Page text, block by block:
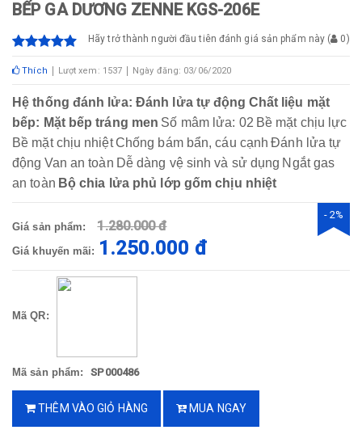
BẾP GA DƯƠNG ZENNE KGS-206E
Hãy trở thành người đầu tiên đánh giá sản phẩm này ( 0)
Thích Lượt xem: 1537 Ngày đăng: 03/06/2020
Hệ thống đánh lửa: Đánh lửa tự động Chất liệu mặt
bếp: Mặt bếp tráng men Số mâm lửa: 02 Bề mặt chịu lực
Bề mặt chịu nhiệtChống bám bẩn, cáu cạnh Đánh lửa tự
động Van an toàn Dễ dàng vệ sinh và sử dụng Ngắt gas
an toàn Bộ chia lửa phủ lớp gốm chịu nhiệt
Giá sản phẩm: 1.280.000 đ
Giá khuyến mãi: 1.250.000 đ
- 2%
Mã QR:
Mã sản phẩm: SP000486
THÊM VÀO GIỎ HÀNG MUA NGAY